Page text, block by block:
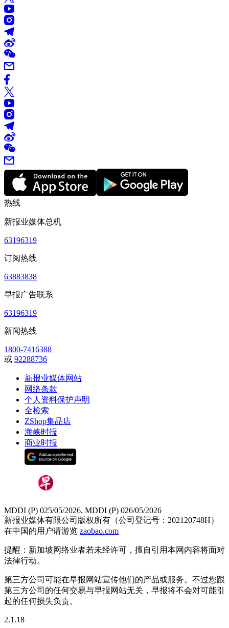
热线
新报业媒体总机
63196319
订阅热线
63883838
早报广告联系
63196319
新闻热线
1800-7416388
或 92288736
新报业媒体网站
网络条款
个人资料保护声明
全检索
ZShop集品店
海峡时报
商业时报
MDDI (P) 025/05/2026, MDDI (P) 026/05/2026
新报业媒体有限公司版权所有（公司登记号：202120748H）
在中国的用户请游览 zaobao.com
提醒：新加坡网络业者若未经许可，擅自引用本网内容将面对
法律行动。
第三方公司可能在早报网站宣传他们的产品或服务。不过您跟
第三方公司的任何交易与早报网站无关，早报将不会对可能引
起的任何损失负责。
2.1.18